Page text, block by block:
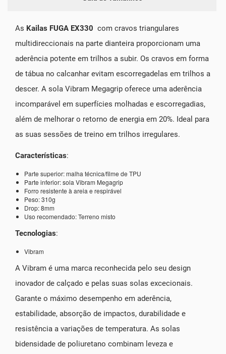
As Kailas FUGA EX330 com cravos triangulares
multidireccionais na parte dianteira proporcionam uma
aderência potente em trilhos a subir. Os cravos em forma
de tábua no calcanhar evitam escorregadelas em trilhos a
descer. A sola Vibram Megagrip oferece uma aderência
incomparável em superfícies molhadas e escorregadias,
além de melhorar o retorno de energia em 20%. Ideal para
as suas sessões de treino em trilhos irregulares.
Características:
Parte superior: malha técnica/filme de TPU
Parte inferior: sola Vibram Megagrip
Forro resistente à areia e respirável
Peso: 310g
Drop: 8mm
Uso recomendado: Terreno misto
Tecnologias:
Vibram
A Vibram é uma marca reconhecida pelo seu design
inovador de calçado e pelas suas solas excecionais.
Garante o máximo desempenho em aderência,
estabilidade, absorção de impactos, durabilidade e
resistência a variações de temperatura. As solas
bidensidade de poliuretano combinam leveza e